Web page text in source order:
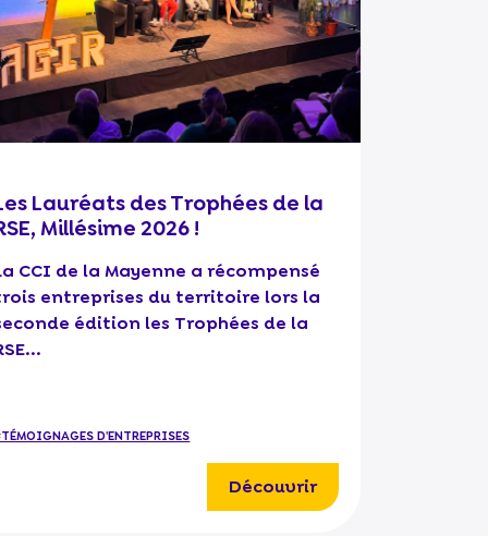
Lauréats des Trophées de la
Millésime 2026 !
CCI de la Mayenne a récompensé
entreprises du territoire lors la
édition les Trophées de la
D'ENTREPRISES
Découvrir